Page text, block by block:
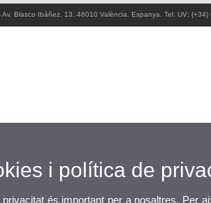
Av. Blasco Ibáñez, 13. 46010 València. Espanya. Tel. UV:
i política de
privacitat és important per a nosaltres. Per